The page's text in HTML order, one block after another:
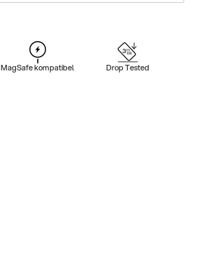
MagSafe kompatibel Drop Tested